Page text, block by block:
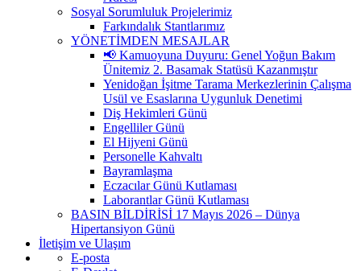
Sosyal Sorumluluk Projelerimiz
Farkındalık Stantlarımız
YÖNETİMDEN MESAJLAR
📢 Kamuoyuna Duyuru: Genel Yoğun Bakım
Ünitemiz 2. Basamak Statüsü Kazanmıştır
Yenidoğan İşitme Tarama Merkezlerinin Çalışma
Usül ve Esaslarına Uygunluk Denetimi
Diş Hekimleri Günü
Engelliler Günü
El Hijyeni Günü
Personelle Kahvaltı
Bayramlaşma
Eczacılar Günü Kutlaması
Laborantlar Günü Kutlaması
BASIN BİLDİRİSİ 17 Mayıs 2026 – Dünya
Hipertansiyon Günü
İletişim ve Ulaşım
E-posta